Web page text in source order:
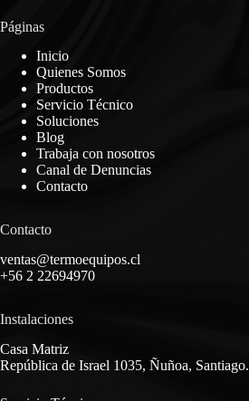
Páginas
Inicio
Quienes Somos
Productos
Servicio Técnico
Soluciones
Blog
Trabaja con nosotros
Canal de Denuncias
Contacto
Contacto
ventas@termoequipos.cl
+56 2 22694970
Instalaciones
Casa Matriz
República de Israel 1035, Ñuñoa, Santiago.